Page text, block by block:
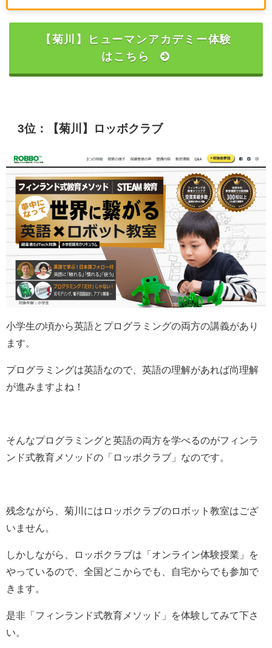
【菊川】ヒューマンアカデミー体験
はこちら
3位：【菊川】ロッボクラブ
小学生の頃から英語とプログラミングの両方の講義があり
ます。
プログラミングは英語なので、英語の理解があれば尚理解
が進みますよね！
そんなプログラミングと英語の両方を学べるのがフィンラ
ンド式教育メソッドの「ロッボクラブ」なのです。
残念ながら、菊川にはロッボクラブのロボット教室はござ
いません。
しかしながら、ロッボクラブは「オンライン体験授業」を
やっているので、全国どこからでも、自宅からでも参加で
きます。
是非「フィンランド式教育メソッド」を体験してみて下さ
い。